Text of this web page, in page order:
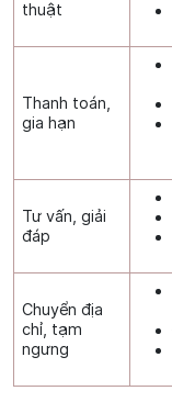
thuật
Thanh toán,
gia hạn
Tư vấn, giải
đáp
Chuyển địa
chỉ, tạm
ngưng